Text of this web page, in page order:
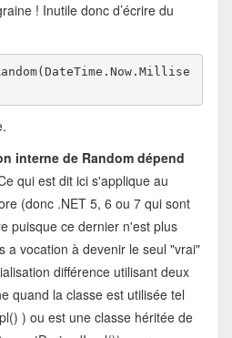
! Inutile donc d’écrire du
interne de Random dépend
qui est dit ici s'applique au
(donc .NET 5, 6 ou 7 qui sont
puisque ce dernier n'est plus
a vocation à devenir le seul "vrai"
différence utilisant deux
quand la classe est utilisée tel
) ou est une classe héritée de